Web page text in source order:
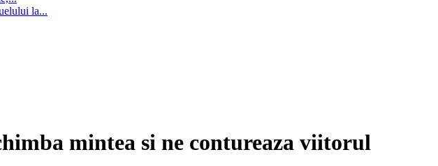
la...
mintea si ne contureaza viitorul